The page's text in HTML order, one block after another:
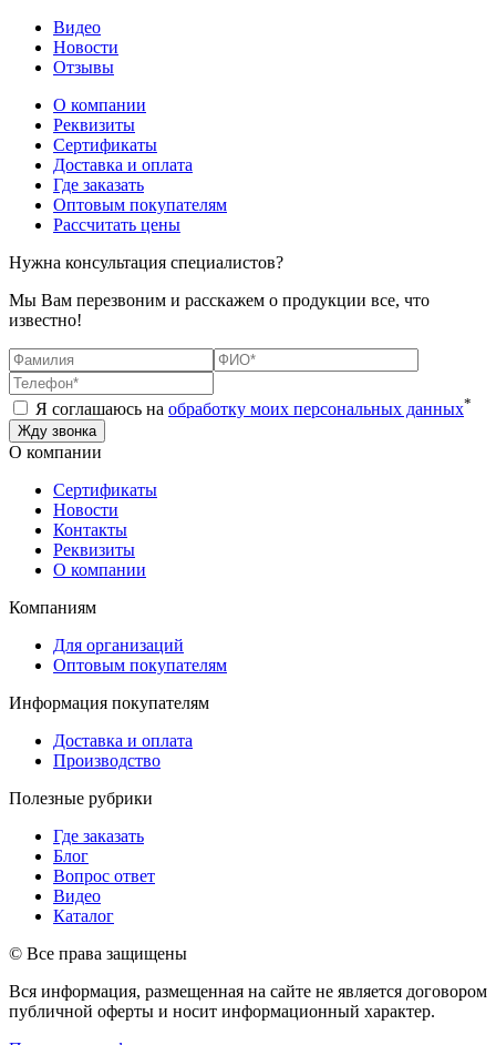
Видео
Новости
Отзывы
О компании
Реквизиты
Сертификаты
Доставка и оплата
Где заказать
Оптовым покупателям
Рассчитать цены
Нужна консультация специалистов?
Мы Вам перезвоним и расскажем о продукции все, что
известно!
Я соглашаюсь на обработку моих персональных данных*
О компании
Сертификаты
Новости
Контакты
Реквизиты
О компании
Компаниям
Для организаций
Оптовым покупателям
Информация покупателям
Доставка и оплата
Производство
Полезные рубрики
Где заказать
Блог
Вопрос ответ
Видео
Каталог
© Все права защищены
Вся информация, размещенная на сайте не является договором
публичной оферты и носит информационный характер.